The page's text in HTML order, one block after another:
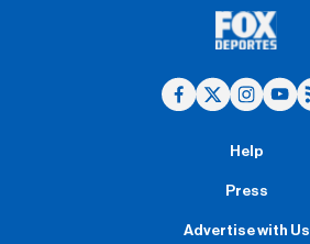
Help
Press
Advertise with Us